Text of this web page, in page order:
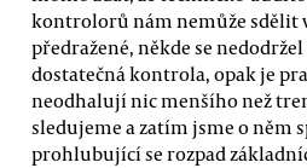
kontrolorů nám nemůže sdělit
předražené, někde se
dostatečná kontrola, opak je
neodhalují nic menšího než
sledujeme a zatím jsme o něm
prohlubující se rozpad